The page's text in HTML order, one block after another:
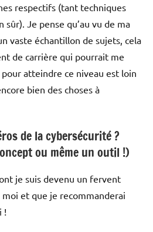
respectifs (tant techniques
sûr). Je pense qu’au vu de ma
vaste échantillon de sujets, cela
de carrière qui pourrait me
atteindre ce niveau est loin
bien des choses à
de la cybersécurité ?
ou même un outil !)
je suis devenu un fervent
et que je recommanderai
!